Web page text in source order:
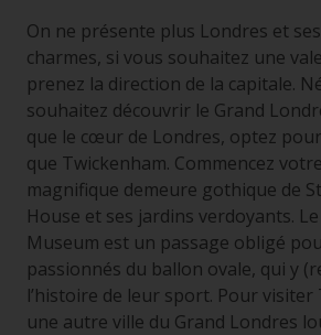
On ne présente plus Londres et
charmes, si vous souhaitez une
prenez la direction de la capitale.
souhaitez découvrir le Grand
que le cœur de Londres, optez
que Twickenham. Commencez
magnifique demeure gothique de
House et ses jardins verdoyants.
Museum est un passage obligé
passionnés du ballon ovale, qui y
l’histoire de leur sport. Pour visiter
une autre ville du Grand Londres